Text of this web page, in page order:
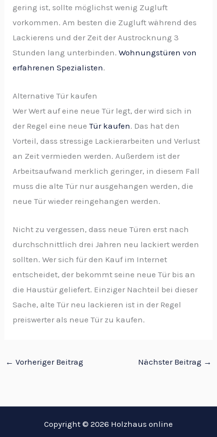
gering ist, sollte möglichst wenig Zugluft
vorkommen. Am besten die Zugluft während des
Lackierens und der Zeit der Austrocknung 3
Stunden lang unterbinden.Wohnungstüren von
erfahrenen Spezialisten.
Alternative Tür kaufen
Wer Wert auf eine neue Tür legt, der wird sich in
der Regel eine neueTür kaufen. Das hat den
Vorteil, dass stressige Lackierarbeiten und Verlust
an Zeit vermieden werden. Außerdem ist der
Arbeitsaufwand merklich geringer, in diesem Fall
muss die alte Tür nur ausgehangen werden, die
neue Tür wieder reingehangen werden.
Nicht zu vergessen, dass neue Türen erst nach
durchschnittlich drei Jahren neu lackiert werden
sollten. Wer sich für den Kauf im Internet
entscheidet, der bekommt seine neue Tür bis an
die Haustür geliefert. Einziger Nachteil bei dieser
Sache, alte Tür neu lackieren ist in der Regel
preiswerter als neue Tür zu kaufen.
← Vorheriger Beitrag Nächster Beitrag →
Copyright © 2026 Holzhaus online